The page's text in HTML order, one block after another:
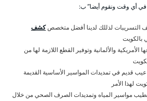
في أي وقت ونقوم أيضا” ب:
التسريبات لذللك لدينا أفضل متخصصكشف
بالكويت
الأمريكية والألمانية وتوفير القطع اللازمة لها من
قديم في تمديدات المواسير الأساسية القديمة
لهذا الأمر
مواسير المياه وتمديدات الصرف الصحي من خلال